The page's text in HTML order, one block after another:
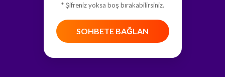
* Şifreniz yoksa boş bırakabilirsiniz.
SOHBETE BAĞLAN